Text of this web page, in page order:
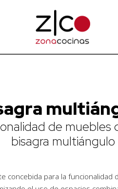
de muebles
bisagra multiángulo
concebida para la funcionalidad